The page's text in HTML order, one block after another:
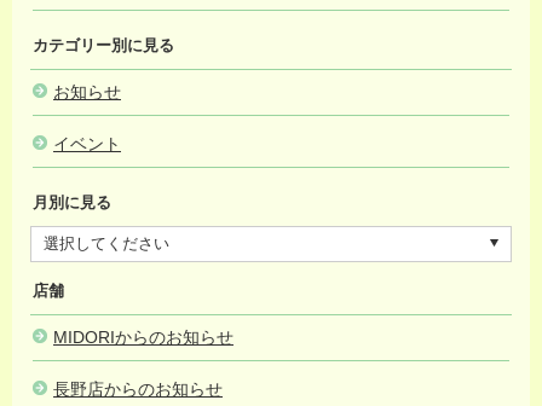
カテゴリー別に見る
お知らせ
イベント
月別に見る
店舗
MIDORIからのお知らせ
長野店からのお知らせ